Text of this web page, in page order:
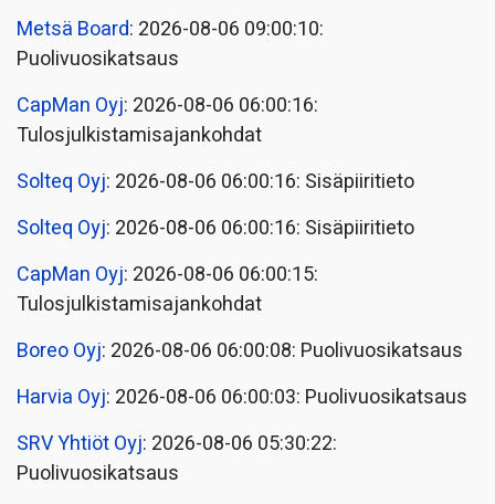
Metsä Board: 2026-08-06 09:00:10:
Puolivuosikatsaus
CapMan Oyj: 2026-08-06 06:00:16:
Tulosjulkistamisajankohdat
Solteq Oyj: 2026-08-06 06:00:16: Sisäpiiritieto
Solteq Oyj: 2026-08-06 06:00:16: Sisäpiiritieto
CapMan Oyj: 2026-08-06 06:00:15:
Tulosjulkistamisajankohdat
Boreo Oyj: 2026-08-06 06:00:08: Puolivuosikatsaus
Harvia Oyj: 2026-08-06 06:00:03: Puolivuosikatsaus
SRV Yhtiöt Oyj: 2026-08-06 05:30:22:
Puolivuosikatsaus